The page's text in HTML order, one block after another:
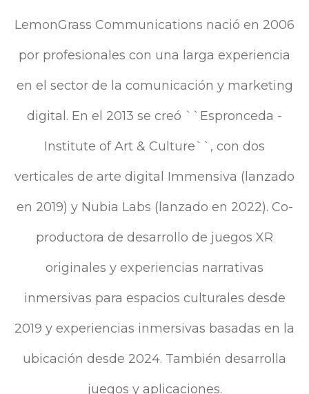
LemonGrass Communications nació en 2006
por profesionales con una larga experiencia
en el sector de la comunicación y marketing
digital. En el 2013 se creó ``Espronceda -
Institute of Art & Culture``, con dos
verticales de arte digital Immensiva (lanzado
en 2019) y Nubia Labs (lanzado en 2022). Co-
productora de desarrollo de juegos XR
originales y experiencias narrativas
inmersivas para espacios culturales desde
2019 y experiencias inmersivas basadas en la
ubicación desde 2024. También desarrolla
juegos y aplicaciones.